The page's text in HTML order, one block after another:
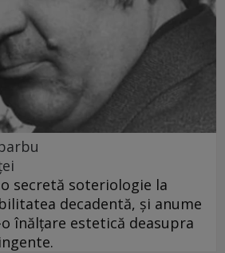
secretă soteriologie la
decadentă, și anume
înălțare estetică deasupra